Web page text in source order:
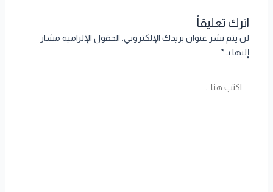
اترك تعليقاً
لن يتم نشر عنوان بريدك الإلكتروني. الحقول الإلزامية مشار
إليها بـ*